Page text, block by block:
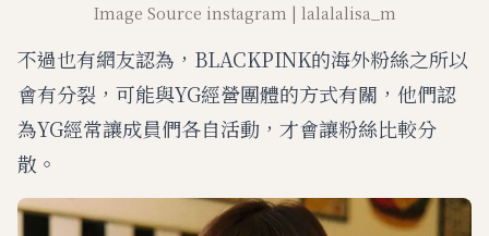
Image Source instagram | lalalalisa_m
不過也有網友認為，BLACKPINK的海外粉絲之所以
會有分裂，可能與YG經營團體的方式有關，他們認
為YG經常讓成員們各自活動，才會讓粉絲比較分
散。